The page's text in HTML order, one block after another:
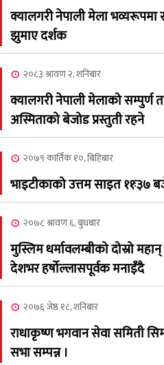
७
८
क्यालगरी नेपाली मेला भव्यरूपमा
झुमाए दर्शक
२०८३ श्रावण २, शनिबार
क्यालगरी नेपाली मेलाको सम्पुर्ण
अस्मिताको बेजोड प्रस्तुती रहने
२०७९ कार्तिक १०, बिहिबार
भाइटीकाको उत्तम साइत ११ः३७
२०७८ श्रावण ६, बुधबार
मुस्लिम धर्मावलम्बीको दोस्रो
देशभर हर्षोल्लासपूर्वक मनाइँदै
२०७६ जेष्ठ १८, शनिबार
राधाकृष्ण भगवान सेवा समिती
सभा सम्पन्न ।